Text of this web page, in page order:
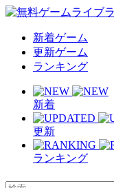
新着ゲーム
更新ゲーム
ランキング
新着
更新
ランキング